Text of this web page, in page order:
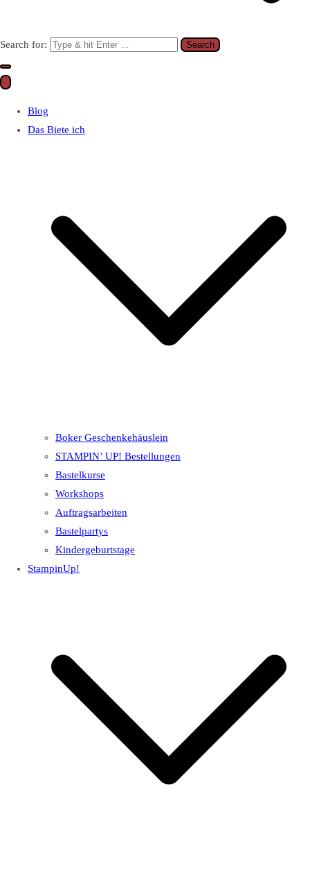
Search for:
Blog
Das Biete ich
Boker Geschenkehäuslein
STAMPIN’ UP! Bestellungen
Bastelkurse
Workshops
Auftragsarbeiten
Bastelpartys
Kindergeburtstage
StampinUp!